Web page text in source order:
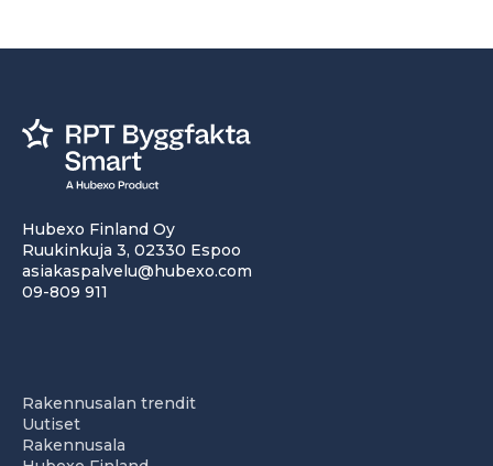
Hubexo Finland Oy
Ruukinkuja 3, 02330 Espoo
asiakaspalvelu@hubexo.com
09-809 911
Rakennusalan trendit
Uutiset
Rakennusala